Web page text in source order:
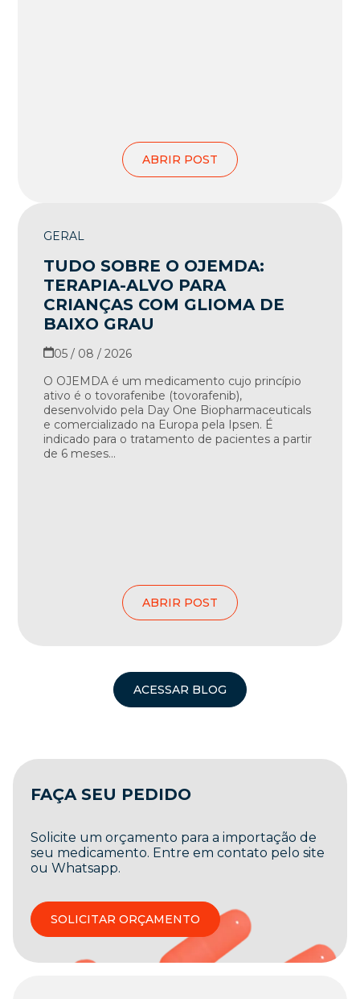
ABRIR POST
GERAL
TUDO SOBRE O OJEMDA:
TERAPIA-ALVO PARA
CRIANÇAS COM GLIOMA DE
BAIXO GRAU
05 / 08 / 2026
O OJEMDA é um medicamento cujo princípio
ativo é o tovorafenibe (tovorafenib),
desenvolvido pela Day One Biopharmaceuticals
e comercializado na Europa pela Ipsen. É
indicado para o tratamento de pacientes a partir
de 6 meses...
ABRIR POST
ACESSAR BLOG
FAÇA SEU PEDIDO
Solicite um orçamento para a importação de
seu medicamento. Entre em contato pelo site
ou Whatsapp.
SOLICITAR ORÇAMENTO